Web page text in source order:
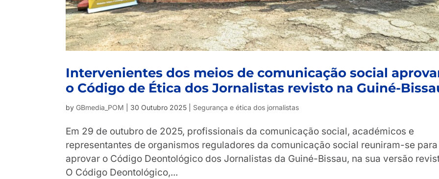
Intervenientes dos meios de comunicação social
o Código de Ética dos Jornalistas revisto na Guiné-
by GBmedia_POM 30 Outubro 2025 Segurança e ética dos jornalistas
Em 29 de outubro de 2025, profissionais da comunicação social, académicos e
representantes de organismos reguladores da comunicação social reuniram-se para
aprovar o Código Deontológico dos Jornalistas da Guiné-Bissau, na sua versão
O Código Deontológico,...